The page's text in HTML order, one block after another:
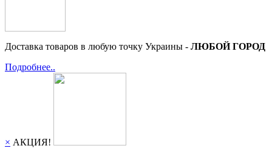
Доставка товаров в любую точку Украины - ЛЮБОЙ ГОРОД
Подробнее..
× АКЦИЯ!